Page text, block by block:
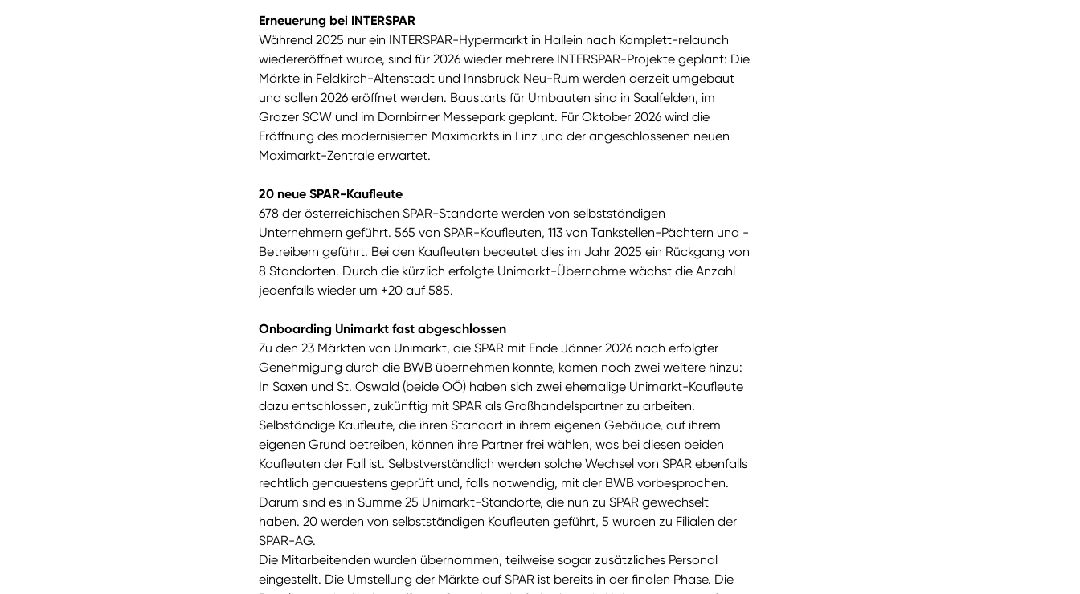
Erneuerung bei INTERSPAR
Während 2025 nur ein INTERSPAR-Hypermarkt in Hallein nach Komplett-relaunch
wiedereröffnet wurde, sind für 2026 wieder mehrere INTERSPAR-Projekte geplant: Die
Märkte in Feldkirch-Altenstadt und Innsbruck Neu-Rum werden derzeit umgebaut
und sollen 2026 eröffnet werden. Baustarts für Umbauten sind in Saalfelden, im
Grazer SCW und im Dornbirner Messepark geplant. Für Oktober 2026 wird die
Eröffnung des modernisierten Maximarkts in Linz und der angeschlossenen neuen
Maximarkt-Zentrale erwartet.
20 neue SPAR-Kaufleute
678 der österreichischen SPAR-Standorte werden von selbstständigen
Unternehmern geführt. 565 von SPAR-Kaufleuten, 113 von Tankstellen-Pächtern und -
Betreibern geführt. Bei den Kaufleuten bedeutet dies im Jahr 2025 ein Rückgang von
8 Standorten. Durch die kürzlich erfolgte Unimarkt-Übernahme wächst die Anzahl
jedenfalls wieder um +20 auf 585.
Onboarding Unimarkt fast abgeschlossen
Zu den 23 Märkten von Unimarkt, die SPAR mit Ende Jänner 2026 nach erfolgter
Genehmigung durch die BWB übernehmen konnte, kamen noch zwei weitere hinzu:
In Saxen und St. Oswald (beide OÖ) haben sich zwei ehemalige Unimarkt-Kaufleute
dazu entschlossen, zukünftig mit SPAR als Großhandelspartner zu arbeiten.
Selbständige Kaufleute, die ihren Standort in ihrem eigenen Gebäude, auf ihrem
eigenen Grund betreiben, können ihre Partner frei wählen, was bei diesen beiden
Kaufleuten der Fall ist. Selbstverständlich werden solche Wechsel von SPAR ebenfalls
rechtlich genauestens geprüft und, falls notwendig, mit der BWB vorbesprochen.
Darum sind es in Summe 25 Unimarkt-Standorte, die nun zu SPAR gewechselt
haben. 20 werden von selbstständigen Kaufleuten geführt, 5 wurden zu Filialen der
SPAR-AG.
Die Mitarbeitenden wurden übernommen, teilweise sogar zusätzliches Personal
eingestellt. Die Umstellung der Märkte auf SPAR ist bereits in der finalen Phase. Die